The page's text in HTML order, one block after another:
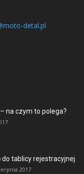
detal.pl
na czym to polega?
tablicy rejestracyjnej
2017